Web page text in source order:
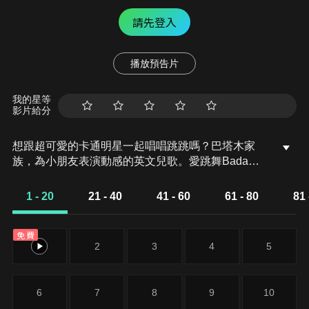
請先登入
播放預告片
我的星等
影片給分
想跟超可愛的卡通明星一起唱唱跳跳嗎？巴塔木家
族，為小朋友表演動感的英文兒歌。愛跳舞Bada和
律中，學習動聽的英文兒歌！本集歌曲收錄：
1 - 20 21 - 40 41 - 60 61 - 80 81
免費
1 2 3 4 5
6 7 8 9 10